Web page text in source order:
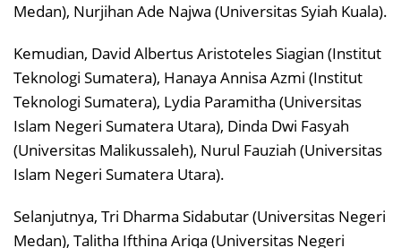
Medan), Nurjihan Ade Najwa (Universitas Syiah Kuala).
Kemudian, David Albertus Aristoteles Siagian (Institut
Teknologi Sumatera), Hanaya Annisa Azmi (Institut
Teknologi Sumatera), Lydia Paramitha (Universitas
Islam Negeri Sumatera Utara), Dinda Dwi Fasyah
(Universitas Malikussaleh), Nurul Fauziah (Universitas
Islam Negeri Sumatera Utara).
Selanjutnya, Tri Dharma Sidabutar (Universitas Negeri
Medan), Talitha Ifthina Ariqa (Universitas Negeri